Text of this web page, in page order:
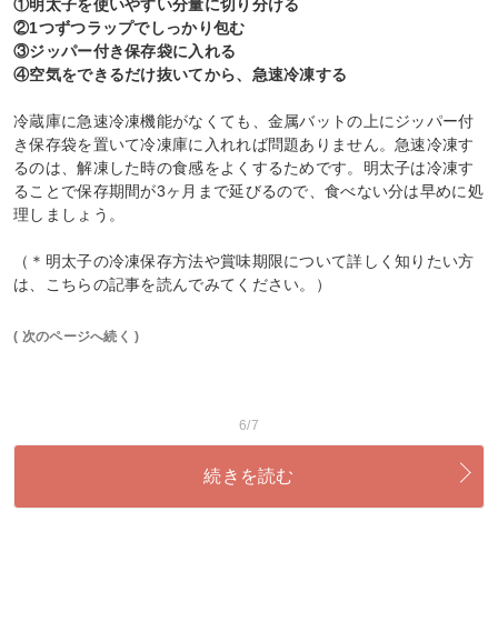
①明太子を使いやすい分量に切り分ける
②1つずつラップでしっかり包む
③ジッパー付き保存袋に入れる
④空気をできるだけ抜いてから、急速冷凍する
冷蔵庫に急速冷凍機能がなくても、金属バットの上にジッパー付
き保存袋を置いて冷凍庫に入れれば問題ありません。急速冷凍す
るのは、解凍した時の食感をよくするためです。明太子は冷凍す
ることで保存期間が3ヶ月まで延びるので、食べない分は早めに処
理しましょう。
（＊明太子の冷凍保存方法や賞味期限について詳しく知りたい方
は、こちらの記事を読んでみてください。）
( 次のページへ続く )
6/7
続きを読む